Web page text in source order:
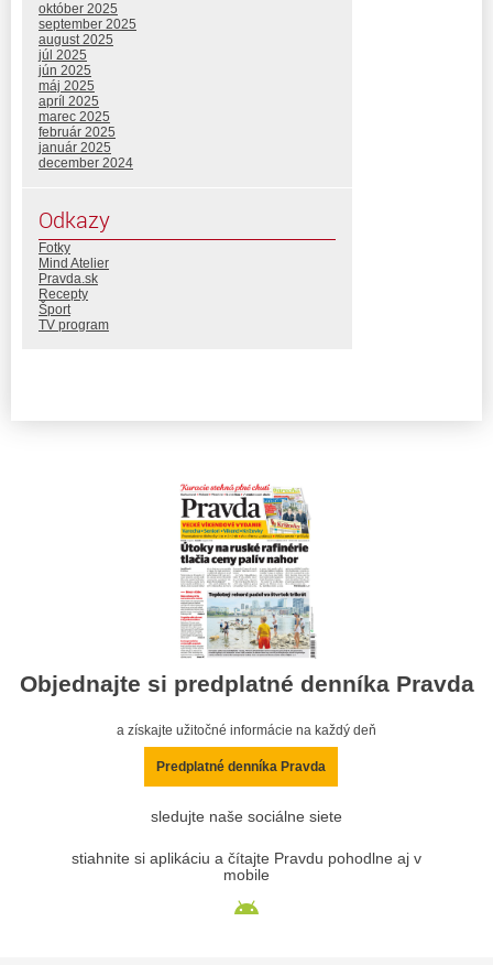
október 2025
september 2025
august 2025
júl 2025
jún 2025
máj 2025
apríl 2025
marec 2025
február 2025
január 2025
december 2024
Odkazy
Fotky
Mind Atelier
Pravda.sk
Recepty
Šport
TV program
Objednajte si predplatné denníka Pravda
a získajte užitočné informácie na každý deň
Predplatné denníka Pravda
sledujte naše sociálne siete
stiahnite si aplikáciu a čítajte Pravdu pohodlne aj v
mobile